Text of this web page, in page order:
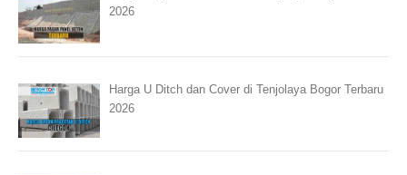
2026
Harga U Ditch dan Cover di Tenjolaya Bogor Terbaru
2026